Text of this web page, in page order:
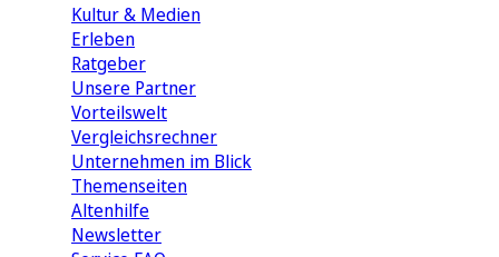
Kultur & Medien
Erleben
Ratgeber
Unsere Partner
Vorteilswelt
Vergleichsrechner
Unternehmen im Blick
Themenseiten
Altenhilfe
Newsletter